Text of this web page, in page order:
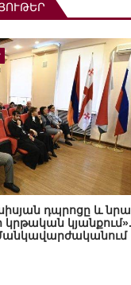
դպրոցը և նրա
կրթական կյանքում».